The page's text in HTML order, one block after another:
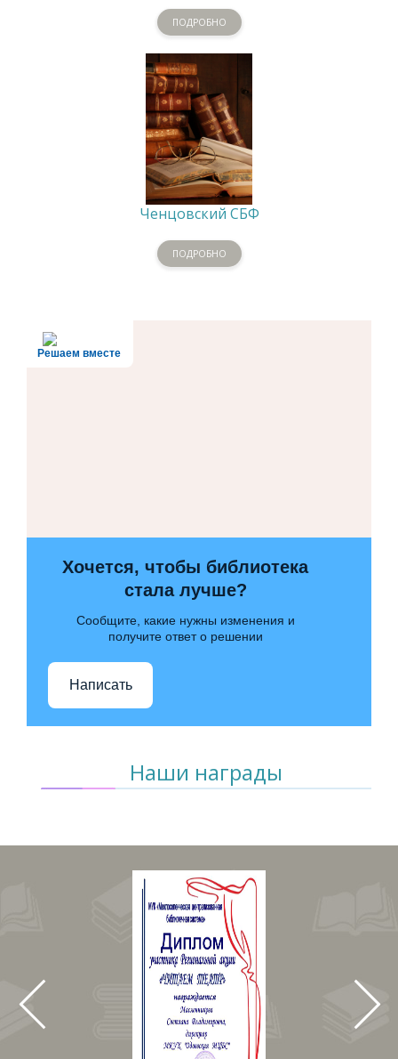
ПОДРОБНО
Ченцовский СБФ
ПОДРОБНО
Решаем вместе
Хочется, чтобы библиотека
стала лучше?
Сообщите, какие нужны изменения и
получите ответ о решении
Написать
Наши награды